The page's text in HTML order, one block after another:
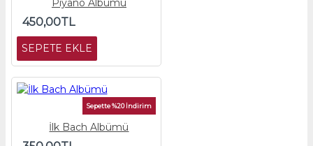
Piyano Albümü
450,00TL
SEPETE EKLE
Sepette %20 İndirim
İlk Bach Albümü